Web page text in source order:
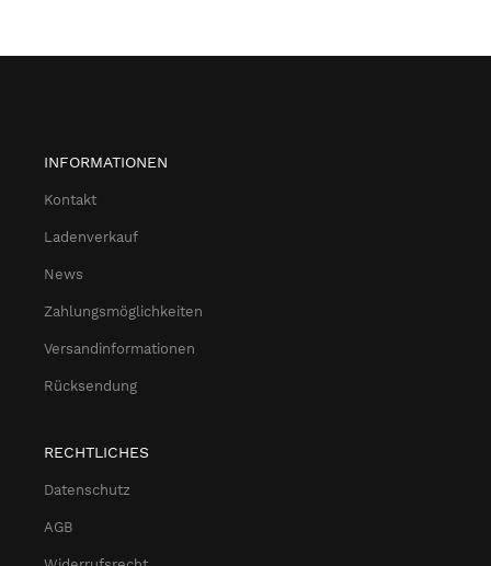
INFORMATIONEN
Kontakt
Ladenverkauf
News
Zahlungsmöglichkeiten
Versandinformationen
Rücksendung
RECHTLICHES
Datenschutz
AGB